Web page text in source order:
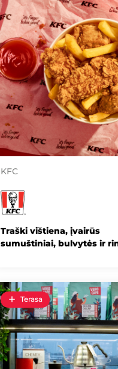
KFC
Traški vištiena, įvairūs
sumuštiniai, bulvytės ir
Terasa